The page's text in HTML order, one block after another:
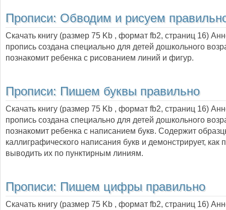
Прописи: Обводим и рисуем
Скачать книгу (размер 75 Kb , формат fb2, страниц 16)
пропись создана специально для детей дошкольного
познакомит ребенка с рисованием линий и фигур.
Прописи: Пишем буквы правильно
Скачать книгу (размер 75 Kb , формат fb2, страниц 16)
пропись создана специально для детей дошкольного
познакомит ребенка с написанием букв. Содержит
каллиграфического написания букв и демонстрирует, как
выводить их по пунктирным линиям.
Прописи: Пишем цифры правильно
Скачать книгу (размер 75 Kb , формат fb2, страниц 16)